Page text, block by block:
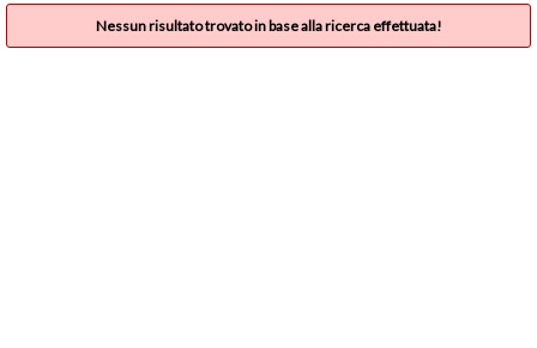
Nessun risultato trovato in base alla ricerca effettuata!